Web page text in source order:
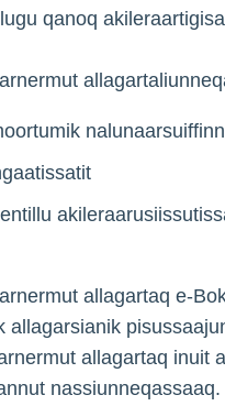
qanoq
allagartaq e-
allagarsianik
allagartaq inuit
nassiunneqassaaq.